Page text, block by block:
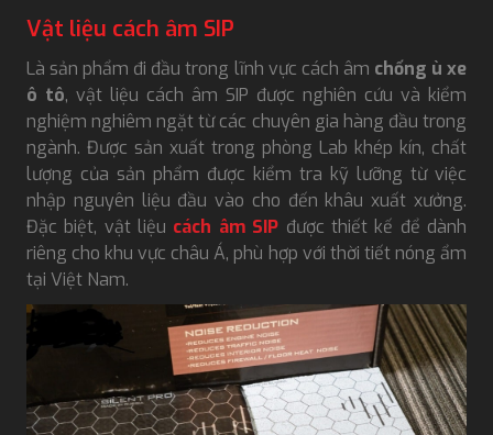
Vật liệu cách âm SIP
Là sản phẩm đi đầu trong lĩnh vực cách âm chống ù xe
ô tô, vật liệu cách âm SIP được nghiên cứu và kiểm
nghiệm nghiêm ngặt từ các chuyên gia hàng đầu trong
ngành. Được sản xuất trong phòng Lab khép kín, chất
lượng của sản phẩm được kiểm tra kỹ lưỡng từ việc
nhập nguyên liệu đầu vào cho đến khâu xuất xưởng.
Đặc biệt, vật liệu cách âm SIP được thiết kế để dành
riêng cho khu vực châu Á, phù hợp với thời tiết nóng ẩm
tại Việt Nam.